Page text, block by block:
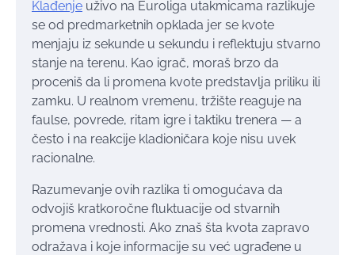
Klađenje uživo na Euroliga utakmicama razlikuje
se od predmarketnih opklada jer se kvote
menjaju iz sekunde u sekundu i reflektuju stvarno
stanje na terenu. Kao igrač, moraš brzo da
proceniš da li promena kvote predstavlja priliku ili
zamku. U realnom vremenu, tržište reaguje na
faulse, povrede, ritam igre i taktiku trenera — a
često i na reakcije kladioničara koje nisu uvek
racionalne.
Razumevanje ovih razlika ti omogućava da
odvojiš kratkoročne fluktuacije od stvarnih
promena vrednosti. Ako znaš šta kvota zapravo
odražava i koje informacije su već ugrađene u